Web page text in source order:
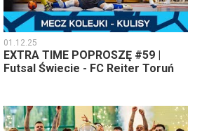
01.12.25
EXTRA TIME POPROSZĘ #59 |
Futsal Świecie - FC Reiter Toruń